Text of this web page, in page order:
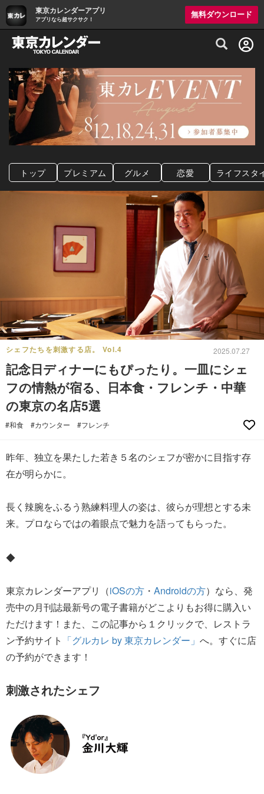
東京カレンダーアプリ
アプリなら超サクサク！
無料ダウンロード
グルメ情報・プレミアムレストラン予約
トップ プレミアム グルメ 恋愛 ライフスタ
シェフたちを刺激する店。 Vol.4 2025.07.27
記念日ディナーにもぴったり。一皿にシェ
フの情熱が宿る、日本食・フレンチ・中華
の東京の名店5選
#和食 #カウンター #フレンチ
昨年、独立を果たした若き５名のシェフが密かに目指す存
在が明らかに。
長く辣腕をふるう熟練料理人の姿は、彼らが理想とする未
来。プロならではの着眼点で魅力を語ってもらった。
◆
東京カレンダーアプリ（iOSの方 ・ Androidの方）なら、発
売中の月刊誌最新号の電子書籍がどこよりもお得に購入い
ただけます！また、この記事から１クリックで、レストラ
ン予約サイト 「グルカレ by 東京カレンダー」 へ。すぐに店
の予約ができます！
刺激されたシェフ